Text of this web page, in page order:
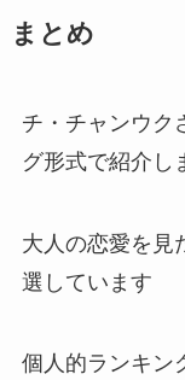
まとめ
チ・チャンウク
グ形式で紹介し
大人の恋愛を見
選しています
個人的ランキン